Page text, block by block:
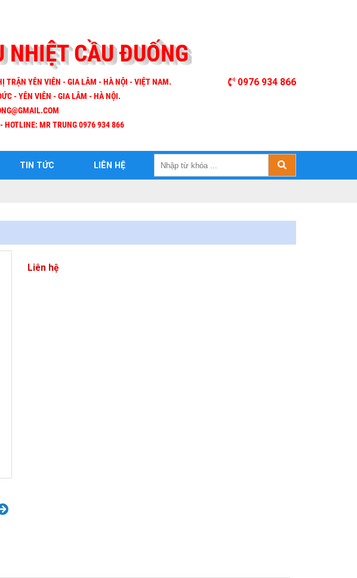
NHIỆT CẦU ĐUỐNG
TRẬN YÊN VIÊN - GIA LÂM - HÀ NỘI - VIỆT NAM.
- YÊN VIÊN - GIA LÂM - HÀ NỘI.
MR TRUNG 0976 934 866
0976 934 866
TIN TỨC LIÊN HỆ
Liên hệ